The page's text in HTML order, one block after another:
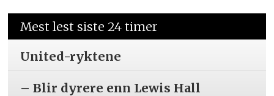
Mest lest siste 24 timer
United-ryktene
– Blir dyrere enn Lewis Hall